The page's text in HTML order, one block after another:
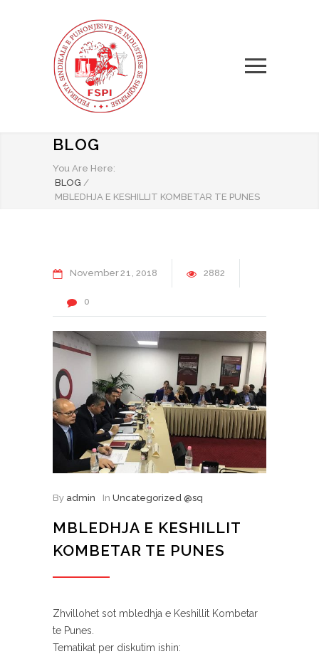
BLOG
You Are Here:
BLOG /
MBLEDHJA E KESHILLIT KOMBETAR TE PUNES
November21 2018 2882
0
By admin In Uncategorized @sq
MBLEDHJA E KESHILLIT
KOMBETAR TE PUNES
Zhvillohet sot mbledhja e Keshillit Kombetar
te Punes.
Tematikat per diskutim ishin: